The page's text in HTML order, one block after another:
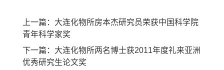
上一篇：大连化物所房本杰研究员荣获中国科学院
青年科学家奖
下一篇：大连化物所两名博士获2011年度礼来亚洲
优秀研究生论文奖